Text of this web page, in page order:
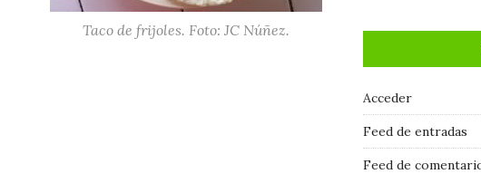
Taco de frijoles. Foto: JC Núñez.
Acceder
Feed de entradas
Feed de